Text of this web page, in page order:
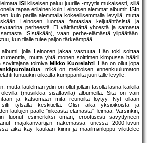
ISI kliseisen paluu juurille -myytin mukaisesti, sillä
tapaa erilainen kuin Leinosen aiemmat albumit. ISIn
kuin parilla aiemmalla kokeellisemmalla levyllä, mutta
Leinosen luomaa fantasiaa keijutähtösistä ja
perheestä. Ei välttämättä yhdestä ja samasta
ISIstäkään), vaan perhe-elämästä ylipäätään.
kun tilalle tulee paljon tärkeämpää.
jolla Leinonen jakaa vastuuta. Hän toki soittaa
mutta yhtä monen soittimen kimpussa häärii
sovittajana toimiva Mikko Kuorelahti. Hän on ollut jopa
a, mikä on melkoisen ennenkuulumaton
tuntuukin oikealta kumppanilta juuri tälle levylle.
mutta laulelman ydin on ollut jollain tasolla läsnä kaikilla
(musiikkia sisältävillä) albumeilla. Sitä on vain
ja katsomaan mitä reunoilta löytyy. Nyt ollaan
tylsällä keskitiellä. Olisi aika yksioikoista ja
laulujen päälle "oikeasta elämästä" -leimaa. Varsinkin,
luonut esimerkiksi oman, eroottisesti sävyttyneen
majakanvartijan näkemässä unessa 2000-luvun
aika käy kaulaan kiinni ja maailmanloppu vikittelee